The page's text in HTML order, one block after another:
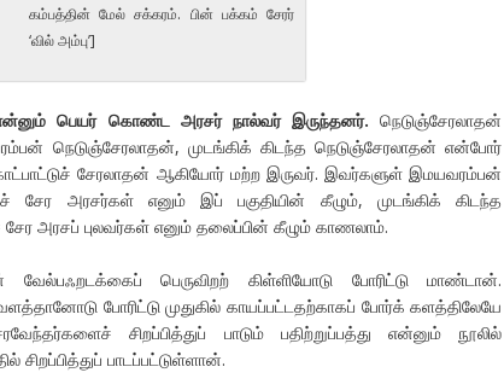
கம்பத்தின் மேல் சக்கரம். பின் பக்கம் சேரர்
‘வில் அம்பு’]
பெயர் கொண்ட அரசர் நால்வர் இருந்தனர். நெடுஞ்சேரலாதன்
நெடுஞ்சேரலாதன், முடங்கிக் கிடந்த நெடுஞ்சேரலாதன் என்போர்
சேரலாதன் ஆகியோர் மற்ற இருவர். இவர்களுள் இமயவரம்பன்
சேர அரசர்கள் எனும் இப் பகுதியின் கீழும், முடங்கிக் கிடந்த
அரசப் புலவர்கள் எனும் தலைப்பின் கீழும் காணலாம்.
பெருவிறற் கிள்ளியோடு போரிட்டு மாண்டான்.
போரிட்டு முதுகில் காயப்பட்டதற்காகப் போர்க் களத்திலேயே
சிறப்பித்துப் பாடும் பதிற்றுப்பத்து என்னும் நூலில்
பாடப்பட்டுள்ளான்.